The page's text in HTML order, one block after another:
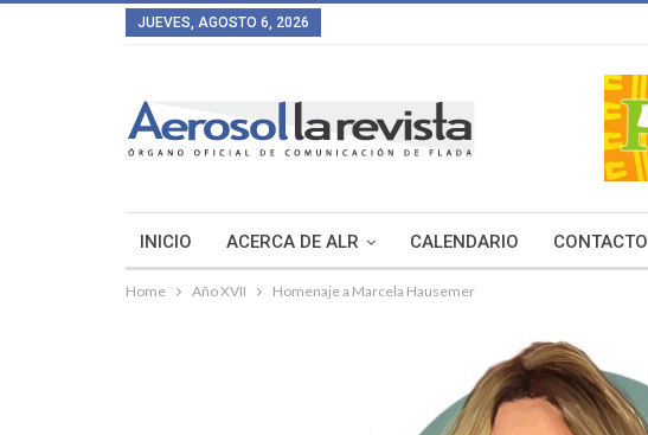
JUEVES, AGOSTO 6, 2026
INICIO ACERCA DE ALR CALENDARIO CONTACTO
Home Año XVII Homenaje a Marcela Hausemer